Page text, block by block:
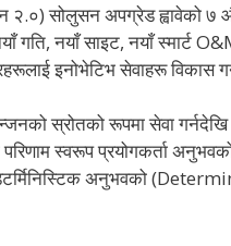
सोलुसन अपग्रेड ह्वावेको ७
गति, नयाँ साइट, नयाँ स्मार्ट
इनोभेटिभ सेवाहरू विकास
स्रोतको रूपमा सेवा
परिणाम स्वरूप प्रयोगकर्ता
अनुभवको